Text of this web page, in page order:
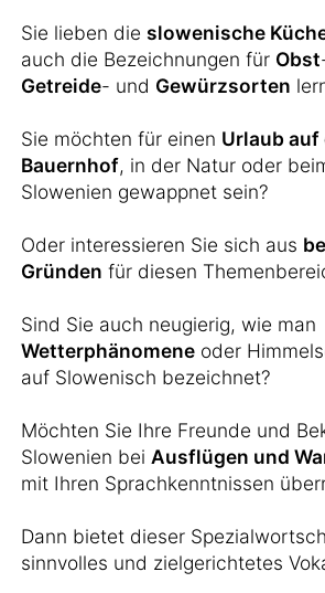
Sie lieben die slowenische
auch die Bezeichnungen für Obst
Getreide- und Gewürzsorten
Sie möchten für einen Urlaub auf
Bauernhof, in der Natur oder
Slowenien gewappnet sein?
Oder interessieren Sie sich aus
Gründen für diesen
Sind Sie auch neugierig, wie man
Wetterphänomene oder
auf Slowenisch bezeichnet?
Möchten Sie Ihre Freunde und
Slowenien bei Ausflügen und
mit Ihren Sprachkenntnissen
Dann bietet dieser
sinnvolles und zielgerichtetes